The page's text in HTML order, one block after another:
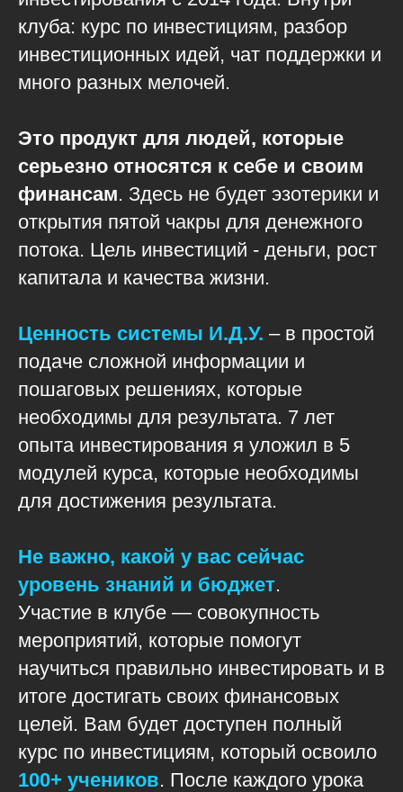
клуба: курс по инвестициям, разбор
инвестиционных идей, чат поддержки и
много разных мелочей.
Это продукт для людей, которые
серьезно относятся к себе и своим
финансам. Здесь не будет эзотерики и
открытия пятой чакры для денежного
потока. Цель инвестиций - деньги, рост
капитала и качества жизни.
Ценность системы И.Д.У. – в простой
подаче сложной информации и
пошаговых решениях, которые
необходимы для результата. 7 лет
опыта инвестирования я уложил в 5
модулей курса, которые необходимы
для достижения результата.
Не важно, какой у вас сейчас
уровень знаний и бюджет.
Участие в клубе — совокупность
мероприятий, которые помогут
научиться правильно инвестировать и в
итоге достигать своих финансовых
целей. Вам будет доступен полный
курс по инвестициям, который освоило
100+ учеников. После каждого урока